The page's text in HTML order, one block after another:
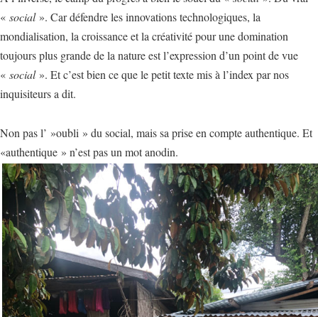
« social». Car défendre les innovations technologiques, la
mondialisation, la croissance et la créativité pour une domination
toujours plus grande de la nature est l’expression d’un point de vue
« social». Et c’est bien ce que le petit texte mis à l’index par nos
inquisiteurs a dit.
Non pas l’ »oubli » du social, mais sa prise en compte authentique. Et
«authentique » n’est pas un mot anodin.